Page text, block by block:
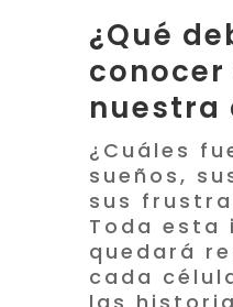
¿Qué
conocer
nuestra
¿Cuáles
sueños,
sus
Toda esta
quedará
cada